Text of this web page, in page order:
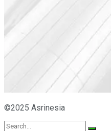
©2025 Asrinesia